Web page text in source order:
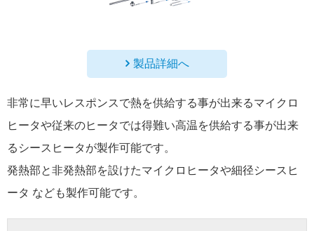
製品詳細へ
非常に早いレスポンスで熱を供給する事が出来るマイクロ
ヒータや従来のヒータでは得難い高温を供給する事が出来
るシースヒータが製作可能です。
発熱部と非発熱部を設けたマイクロヒータや細径シースヒ
ータ なども製作可能です。